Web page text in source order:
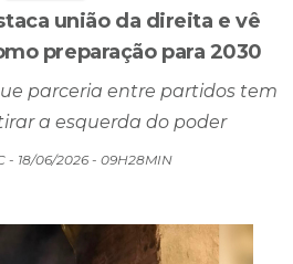
união da direita e vê
preparação para 2030
parceria entre partidos tem
a esquerda do poder
- 18/06/2026 - 09H28MIN